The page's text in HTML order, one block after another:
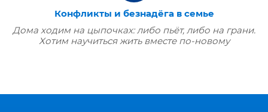
Конфликты и безнадёга в семье
Дома ходим на цыпочках: либо пьёт, либо на грани.
Хотим научиться жить вместе по‑новому